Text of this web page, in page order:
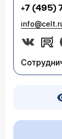
+7 (495)